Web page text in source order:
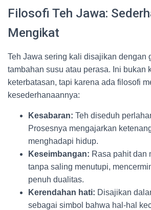
Filosofi Teh Jawa:
Mengikat
Teh Jawa sering kali disajikan dengan
tambahan susu atau perasa. Ini bukan
keterbatasan, tapi karena ada filosofi
kesederhanaannya:
Kesabaran: Teh diseduh
Prosesnya mengajarkan
menghadapi hidup.
Keseimbangan: Rasa pahit dan
tanpa saling menutupi,
penuh dualitas.
Kerendahan hati: Disajikan
sebagai simbol bahwa hal-hal